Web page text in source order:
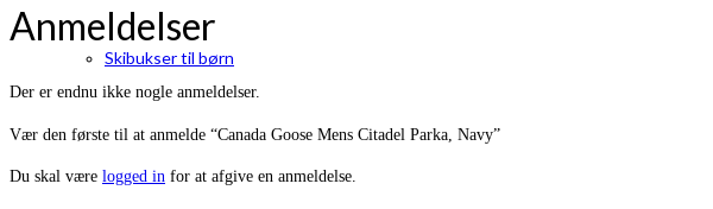
Skibukser til børn
Anmeldelser
Der er endnu ikke nogle anmeldelser.
Vær den første til at anmelde “Canada Goose Mens Citadel Parka, Navy”
Du skal være logged in for at afgive en anmeldelse.